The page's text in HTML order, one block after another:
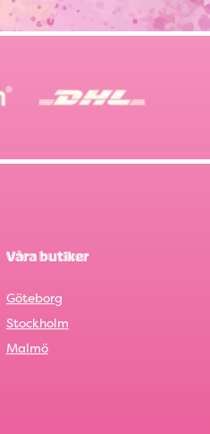
Våra butiker
Göteborg
Stockholm
Malmö